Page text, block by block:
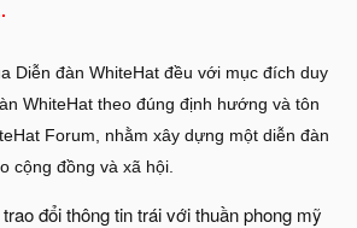
Diễn đàn WhiteHat đều với mục đích duy
WhiteHat theo đúng định hướng và tôn
Forum, nhằm xây dựng một diễn đàn
cộng đồng và xã hội.
đổi thông tin trái với thuần phong mỹ